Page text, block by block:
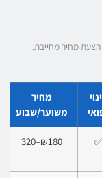
הצעת מחיר מחייבת.
מחיר
משוער/שבוע
₪180–320